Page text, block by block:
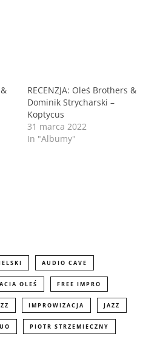
RECENZJA: Oleś Brothers &
Dominik Strycharski –
Koptycus
31 marca 2022
In "Albumy"
AUDIO CAVE
OLEŚ FREE IMPRO
IMPROWIZACJA JAZZ
PIOTR STRZEMIECZNY